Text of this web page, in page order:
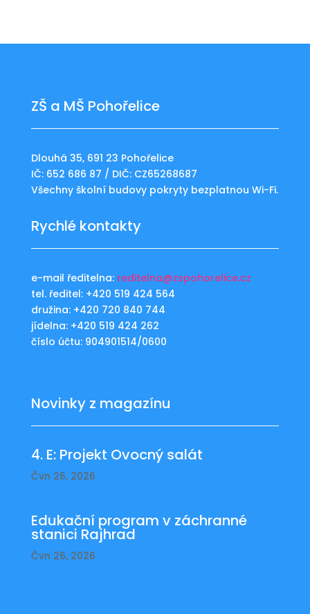
ZŠ a MŠ Pohořelice
Dlouhá 35, 691 23 Pohořelice
IČ: 652 686 87 / DIČ: CZ65268687
Všechny školní budovy pokryty bezplatnou Wi-Fi.
Rychlé kontakty
e-mail ředitelna: reditelna@zspohorelice.cz
tel. ředitel: +420 519 424 564
družina: +420 720 840 744
jídelna: +420 519 424 262
číslo účtu: 904901514/0600
Novinky z magazínu
4. E: Projekt Ovocný salát
Čvn 26, 2026
Edukační program v záchranné
stanici Rajhrad
Čvn 26, 2026